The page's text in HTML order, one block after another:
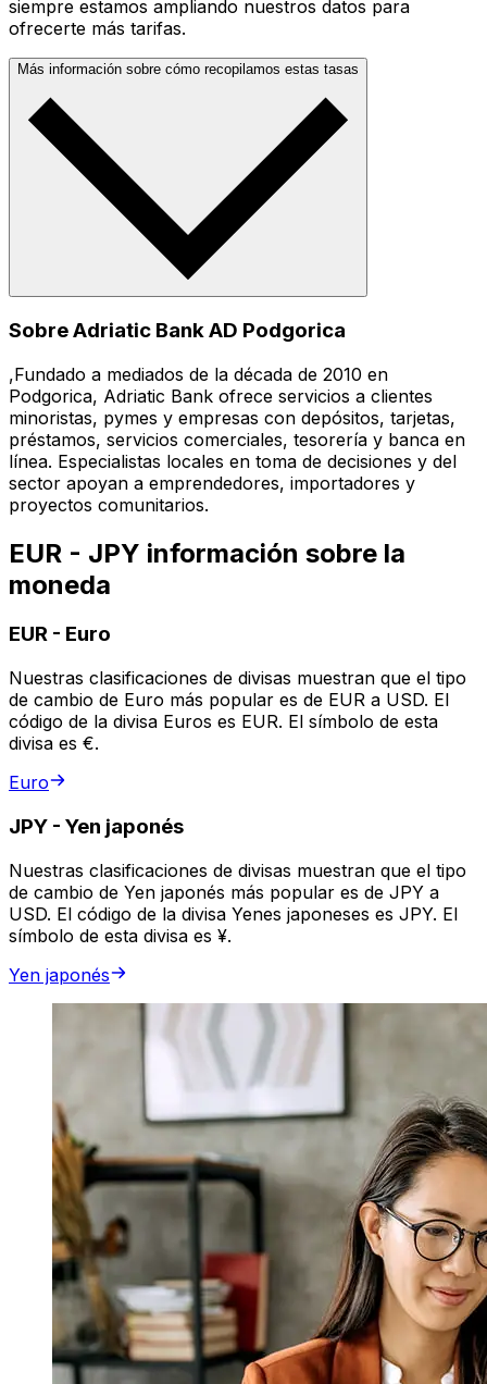
siempre estamos ampliando nuestros datos para
ofrecerte más tarifas.
Más información sobre cómo recopilamos estas tasas
Sobre Adriatic Bank AD Podgorica
,Fundado a mediados de la década de 2010 en
Podgorica, Adriatic Bank ofrece servicios a clientes
minoristas, pymes y empresas con depósitos, tarjetas,
préstamos, servicios comerciales, tesorería y banca en
línea. Especialistas locales en toma de decisiones y del
sector apoyan a emprendedores, importadores y
proyectos comunitarios.
EUR - JPY información sobre la
moneda
EUR - Euro
Nuestras clasificaciones de divisas muestran que el tipo
de cambio de Euro más popular es de EUR a USD. El
código de la divisa Euros es EUR. El símbolo de esta
divisa es €.
Euro
JPY - Yen japonés
Nuestras clasificaciones de divisas muestran que el tipo
de cambio de Yen japonés más popular es de JPY a
USD. El código de la divisa Yenes japoneses es JPY. El
símbolo de esta divisa es ¥.
Yen japonés